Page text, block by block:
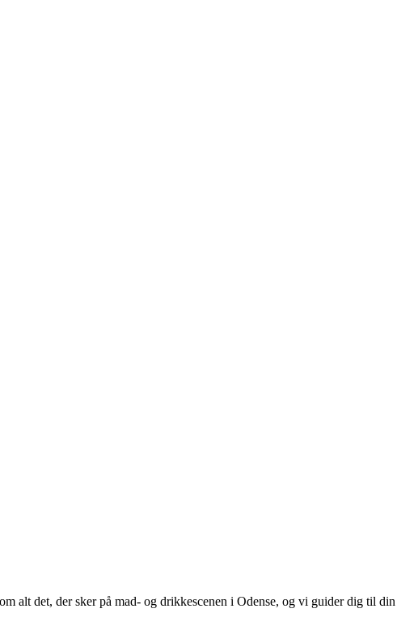
alt det, der sker på mad- og drikkescenen i Odense, og vi guider dig til